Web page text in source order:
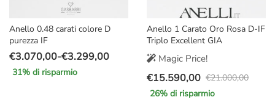
Anello 0.48 carati colore D
purezza IF
€3.070,00-€3.299,00
Fascia
di
31% di risparmio
Anello 1 Carato Oro Rosa D-IF
Triplo Excellent GIA
Magic Price!
€21.000,00
Il
prezzo
€15.590,00
Il
prezzo
26% di risparmio